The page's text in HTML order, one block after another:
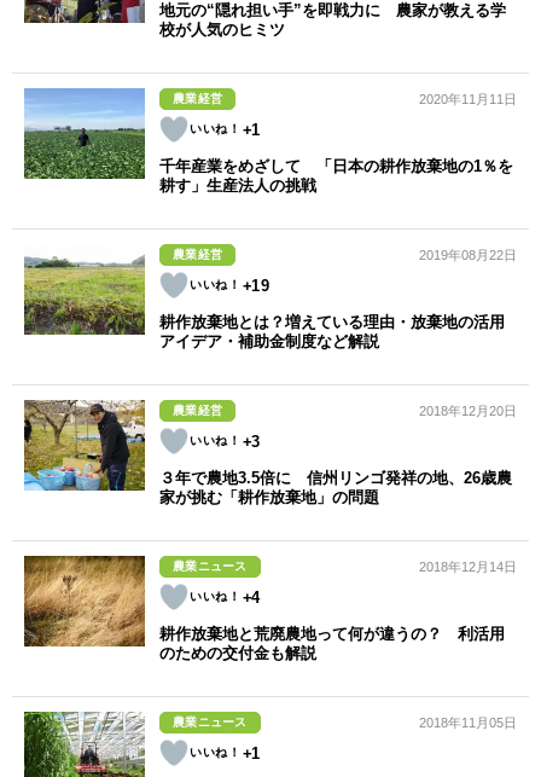
地元の“隠れ担い手”を即戦力に 農家が教える学
校が人気のヒミツ
農業経営
+1
2020年11月11日
千年産業をめざして 「日本の耕作放棄地の1％を
耕す」生産法人の挑戦
農業経営
+19
2019年08月22日
耕作放棄地とは？増えている理由・放棄地の活用
アイデア・補助金制度など解説
農業経営
+3
2018年12月20日
３年で農地3.5倍に 信州リンゴ発祥の地、26歳農
家が挑む「耕作放棄地」の問題
農業ニュース
+4
2018年12月14日
耕作放棄地と荒廃農地って何が違うの？ 利活用
のための交付金も解説
農業ニュース
+1
2018年11月05日